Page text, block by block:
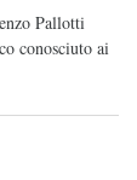
Pallotti
conosciuto ai